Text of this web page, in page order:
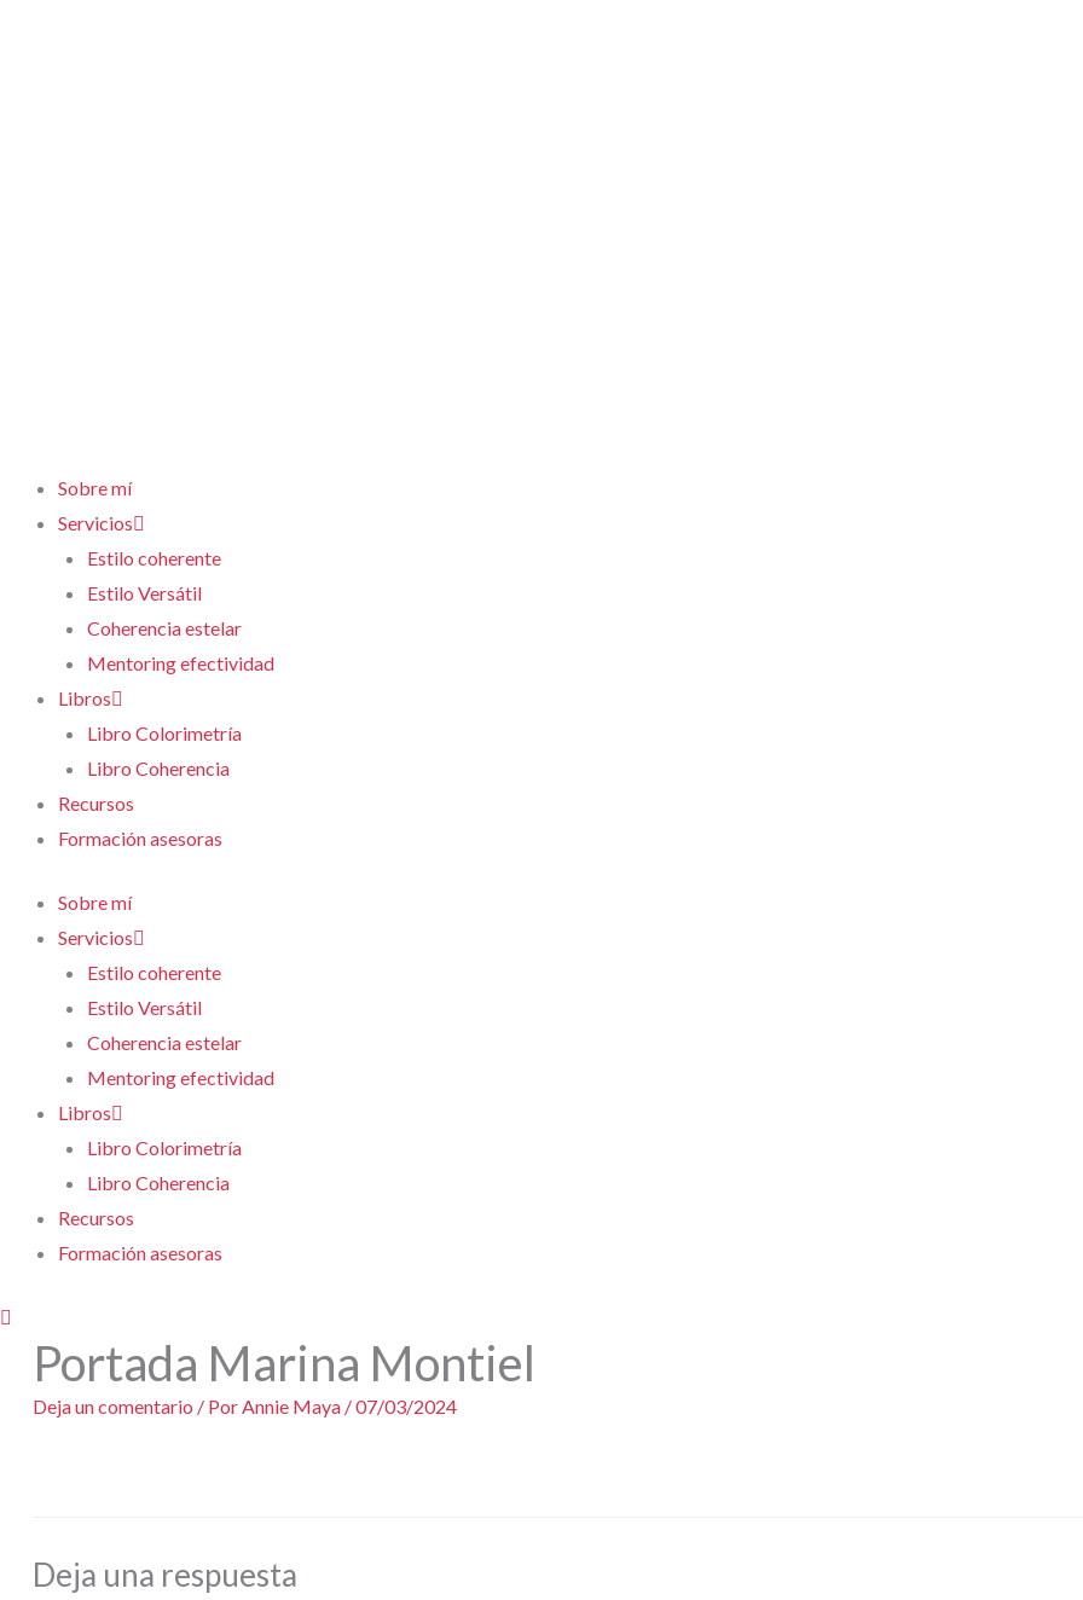
Sobre mí
Servicios
Estilo coherente
Estilo Versátil
Coherencia estelar
Mentoring efectividad
Libros
Libro Colorimetría
Libro Coherencia
Recursos
Formación asesoras
Sobre mí
Servicios
Estilo coherente
Estilo Versátil
Coherencia estelar
Mentoring efectividad
Libros
Libro Colorimetría
Libro Coherencia
Recursos
Formación asesoras
Portada Marina Montiel
Deja un comentario / PorAnnie Maya /07/03/2024
Deja una respuesta